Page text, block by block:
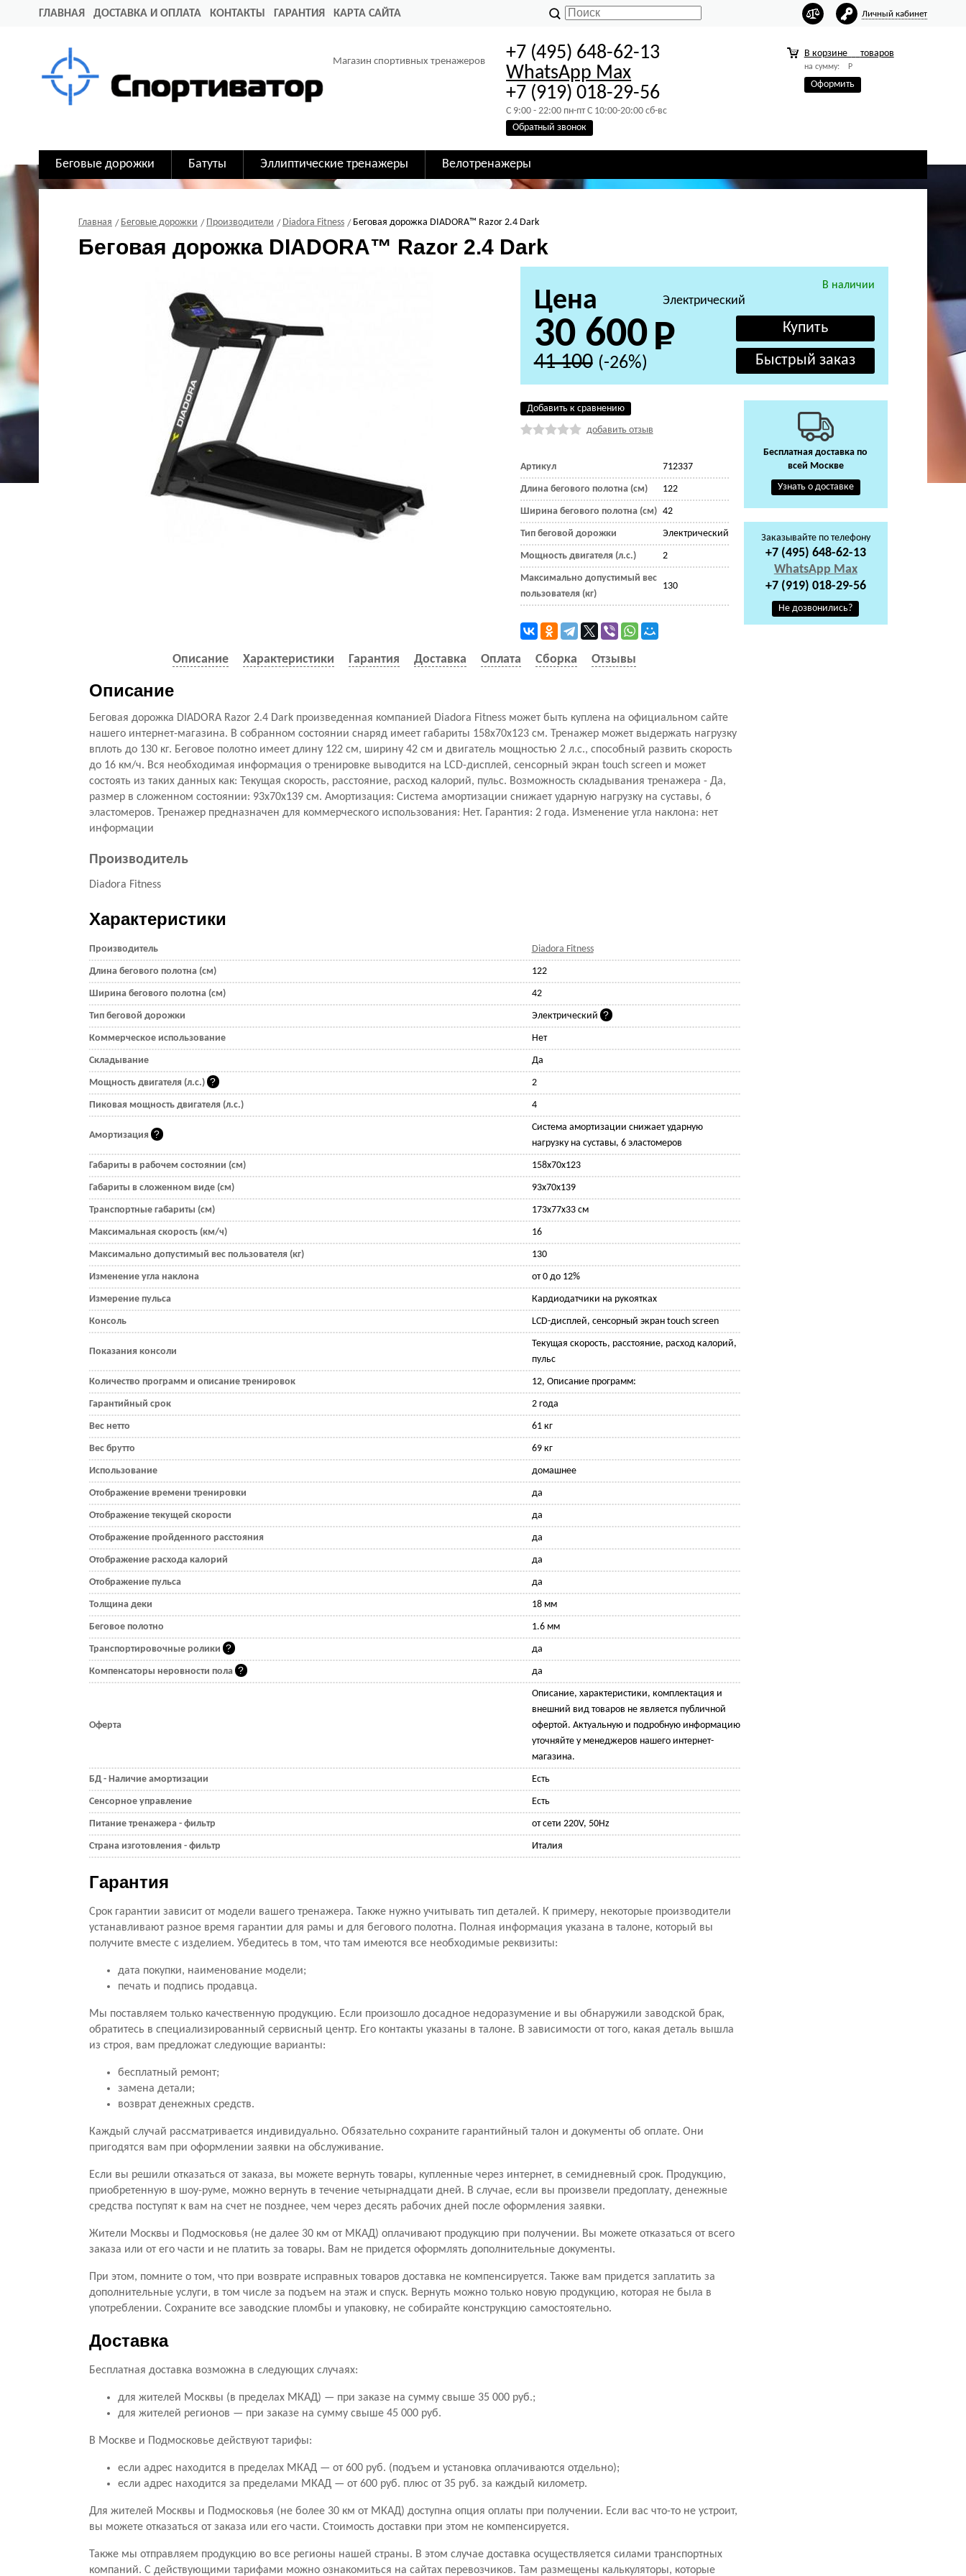
ГЛАВНАЯ ДОСТАВКА И ОПЛАТА КОНТАКТЫ ГАРАНТИЯ КАРТА САЙТА Личный кабинет
Магазин спортивных тренажеров
+7 (495) 648-62-13
WhatsApp Max
+7 (919) 018-29-56
C 9:00 - 22:00 пн-пт C 10:00-20:00 сб-вс
Обратный звонок
В корзине товаров
на сумму: Р
Оформить
Беговые дорожки Батуты Эллиптические тренажеры Велотренажеры
Главная Беговые дорожки Производители Diadora Fitness Беговая дорожка DIADORA™ Razor 2.4 Dark
Беговая дорожка DIADORA™ Razor 2.4 Dark
В наличии
Электрический
Цена
30 600
41 100 (-26%)
Добавить к сравнению
добавить отзыв
Артикул 712337
Длина бегового полотна (см) 122
Ширина бегового полотна (см) 42
Тип беговой дорожки Электрический
Мощность двигателя (л.с.) 2
Максимально допустимый вес
пользователя (кг)
130
Описание Характеристики Гарантия Доставка Оплата Сборка Отзывы
Описание
Беговая дорожка DIADORA Razor 2.4 Dark произведенная компанией Diadora Fitness может быть куплена на официальном сайте
нашего интернет-магазина. В собранном состоянии снаряд имеет габариты 158х70х123 см. Тренажер может выдержать нагрузку
вплоть до 130 кг. Беговое полотно имеет длину 122 см, ширину 42 см и двигатель мощностью 2 л.с., способный развить скорость
до 16 км/ч. Вся необходимая информация о тренировке выводится на LCD-дисплей, сенсорный экран touch screen и может
состоять из таких данных как: Текущая скорость, расстояние, расход калорий, пульс. Возможность складывания тренажера - Да,
размер в сложенном состоянии: 93х70х139 см. Амортизация: Cистема амортизации снижает ударную нагрузку на суставы, 6
эластомеров. Тренажер предназначен для коммерческого использования: Нет. Гарантия: 2 года. Изменение угла наклона: нет
информации
Производитель
Diadora Fitness
Характеристики
Производитель Diadora Fitness
Длина бегового полотна (см) 122
Ширина бегового полотна (см) 42
Тип беговой дорожки Электрический
Коммерческое использование Нет
Складывание Да
Мощность двигателя (л.с.) 2
Пиковая мощность двигателя (л.с.) 4
Амортизация
Cистема амортизации снижает ударную
нагрузку на суставы, 6 эластомеров
Габариты в рабочем состоянии (см) 158х70х123
Габариты в сложенном виде (см) 93х70х139
Транспортные габариты (см) 173x77x33 см
Максимальная скорость (км/ч) 16
Максимально допустимый вес пользователя (кг) 130
Изменение угла наклона от 0 до 12%
Измерение пульса Кардиодатчики на рукоятках
Консоль LCD-дисплей, сенсорный экран touch screen
Показания консоли
Текущая скорость, расстояние, расход калорий,
пульс
Количество программ и описание тренировок 12, Описание программ:
Гарантийный срок 2 года
Вес нетто 61 кг
Вес брутто 69 кг
Использование домашнее
Отображение времени тренировки да
Отображение текущей скорости да
Отображение пройденного расстояния да
Отображение расхода калорий да
Отображение пульса да
Толщина деки 18 мм
Беговое полотно 1.6 мм
Транспортировочные ролики да
Компенсаторы неровности пола да
Оферта
Описание, характеристики, комплектация и
внешний вид товаров не является публичной
офертой. Актуальную и подробную информацию
уточняйте у менеджеров нашего интернет-
магазина.
БД - Наличие амортизации Есть
Сенсорное управление Есть
Питание тренажера - фильтр от сети 220V, 50Hz
Страна изготовления - фильтр Италия
Гарантия
Срок гарантии зависит от модели вашего тренажера. Также нужно учитывать тип деталей. К примеру, некоторые производители
устанавливают разное время гарантии для рамы и для бегового полотна. Полная информация указана в талоне, который вы
получите вместе с изделием. Убедитесь в том, что там имеются все необходимые реквизиты:
дата покупки, наименование модели;
печать и подпись продавца.
Мы поставляем только качественную продукцию. Если произошло досадное недоразумение и вы обнаружили заводской брак,
обратитесь в специализированный сервисный центр. Его контакты указаны в талоне. В зависимости от того, какая деталь вышла
из строя, вам предложат следующие варианты:
бесплатный ремонт;
замена детали;
возврат денежных средств.
Каждый случай рассматривается индивидуально. Обязательно сохраните гарантийный талон и документы об оплате. Они
пригодятся вам при оформлении заявки на обслуживание.
Если вы решили отказаться от заказа, вы можете вернуть товары, купленные через интернет, в семидневный срок. Продукцию,
приобретенную в шоу-руме, можно вернуть в течение четырнадцати дней. В случае, если вы произвели предоплату, денежные
средства поступят к вам на счет не позднее, чем через десять рабочих дней после оформления заявки.
Жители Москвы и Подмосковья (не далее 30 км от МКАД) оплачивают продукцию при получении. Вы можете отказаться от всего
заказа или от его части и не платить за товары. Вам не придется оформлять дополнительные документы.
При этом, помните о том, что при возврате исправных товаров доставка не компенсируется. Также вам придется заплатить за
дополнительные услуги, в том числе за подъем на этаж и спуск. Вернуть можно только новую продукцию, которая не была в
употреблении. Сохраните все заводские пломбы и упаковку, не собирайте конструкцию самостоятельно.
Доставка
Бесплатная доставка возможна в следующих случаях:
для жителей Москвы (в пределах МКАД) — при заказе на сумму свыше 35 000 руб.;
для жителей регионов — при заказе на сумму свыше 45 000 руб.
В Москве и Подмосковье действуют тарифы:
если адрес находится в пределах МКАД — от 600 руб. (подъем и установка оплачиваются отдельно);
если адрес находится за пределами МКАД — от 600 руб. плюс от 35 руб. за каждый километр.
Для жителей Москвы и Подмосковья (не более 30 км от МКАД) доступна опция оплаты при получении. Если вас что-то не устроит,
вы можете отказаться от заказа или его части. Стоимость доставки при этом не компенсируется.
Также мы отправляем продукцию во все регионы нашей страны. В этом случае доставка осуществляется силами транспортных
компаний. С действующими тарифами можно ознакомиться на сайтах перевозчиков. Там размещены калькуляторы, которые
Бесплатная доставка по
всей Москве
Узнать о доставке
Заказывайте по телефону
+7 (495) 648-62-13
WhatsApp Max
+7 (919) 018-29-56
Не дозвонились?